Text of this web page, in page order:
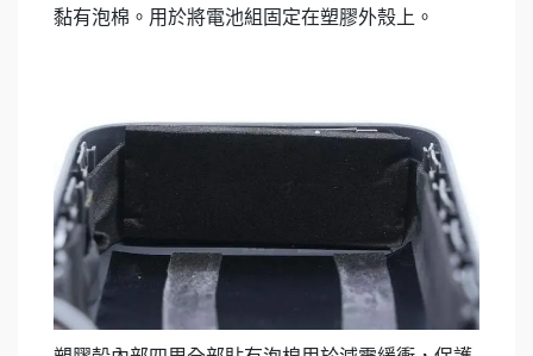
黏有泡棉。用於將電池組固定在塑膠外殼上。